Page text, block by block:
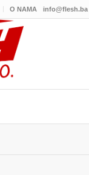
O NAMA info@flesh.ba